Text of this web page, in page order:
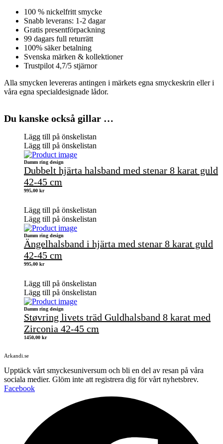
100 % nickelfritt smycke
Snabb leverans: 1-2 dagar
Gratis presentförpackning
99 dagars full returrätt
100% säker betalning
Svenska märken & kollektioner
Trustpilot 4,7/5 stjärnor
Alla smycken levereras antingen i märkets egna smyckeskrin eller i
våra egna specialdesignade lådor.
Du kanske också gillar …
Lägg till på önskelistan
Lägg till på önskelistan
Damm ring design
Dubbelt hjärta halsband med stenar 8 karat guld
42-45 cm
995,00 kr
Lägg till på önskelistan
Lägg till på önskelistan
Damm ring design
Ängelhalsband i hjärta med stenar 8 karat guld
42-45 cm
995,00 kr
Lägg till på önskelistan
Lägg till på önskelistan
Damm ring design
Støvring livets träd Guldhalsband 8 karat med
Zirconia 42-45 cm
1450,00 kr
Arkandi.se
Upptäck vårt smyckesuniversum och bli en del av resan på våra
sociala medier. Glöm inte att registrera dig för vårt nyhetsbrev.
Facebook